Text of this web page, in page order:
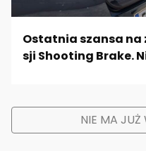
Ostatnia szansa na
sji Shooting Brake.
NIE MA JUŻ